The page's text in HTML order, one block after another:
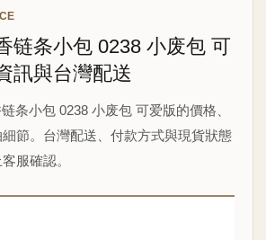
链条小包 0238 小废包 可
訊與台灣配送
条小包 0238 小废包 可爱版的價格、
節。台灣配送、付款方式與現貨狀態
服確認。